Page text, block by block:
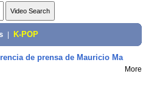
K-POP
de prensa de Mauricio Ma
More